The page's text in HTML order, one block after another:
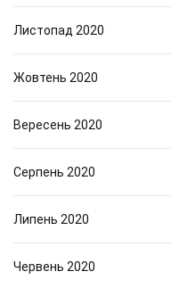
Листопад 2020
Жовтень 2020
Вересень 2020
Серпень 2020
Липень 2020
Червень 2020